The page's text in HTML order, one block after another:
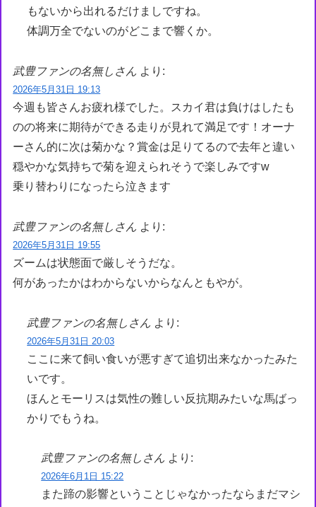
もないから出れるだけましですね。
体調万全でないのがどこまで響くか。
武豊ファンの名無しさん より:
2026年5月31日 19:13
今週も皆さんお疲れ様でした。スカイ君は負けはしたも
のの将来に期待ができる走りが見れて満足です！オーナ
ーさん的に次は菊かな？賞金は足りてるので去年と違い
穏やかな気持ちで菊を迎えられそうで楽しみですw
乗り替わりになったら泣きます
武豊ファンの名無しさん より:
2026年5月31日 19:55
ズームは状態面で厳しそうだな。
何があったかはわからないからなんともやが。
武豊ファンの名無しさん より:
2026年5月31日 20:03
ここに来て飼い食いが悪すぎて追切出来なかったみた
いです。
ほんとモーリスは気性の難しい反抗期みたいな馬ばっ
かりでもうね。
武豊ファンの名無しさん より:
2026年6月1日 15:22
また蹄の影響ということじゃなかったならまだマシ